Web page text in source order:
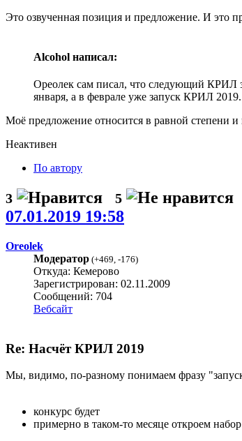
Это озвученная позиция и предложение. И это
Alcohol написал:
Ореолек сам писал, что следующий КРИЛ
января, а в феврале уже запуск КРИЛ 2019.
Моё предложение относится в равной степени и
Неактивен
По автору
3 5
07.01.2019 19:58
Oreolek
Модератор (+469 -176)
Откуда: Кемерово
Зарегистрирован: 02.11.2009
Сообщений: 704
Вебсайт
Re: Насчёт КРИЛ 2019
Мы, видимо, по-разному понимаем фразу
конкурс будет
примерно в таком-то месяце откроем набор